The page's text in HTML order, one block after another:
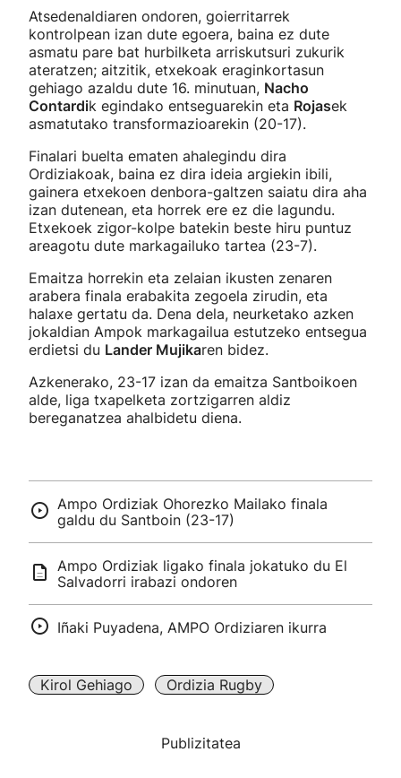
Atsedenaldiaren ondoren, goierritarrek
kontrolpean izan dute egoera, baina ez dute
asmatu pare bat hurbilketa arriskutsuri zukurik
ateratzen; aitzitik, etxekoak eraginkortasun
gehiago azaldu dute 16. minutuan, Nacho
Contardik egindako entseguarekin eta Rojasek
asmatutako transformazioarekin (20-17).
Finalari buelta ematen ahalegindu dira
Ordiziakoak, baina ez dira ideia argiekin ibili,
gainera etxekoen denbora-galtzen saiatu dira aha
izan dutenean, eta horrek ere ez die lagundu.
Etxekoek zigor-kolpe batekin beste hiru puntuz
areagotu dute markagailuko tartea (23-7).
Emaitza horrekin eta zelaian ikusten zenaren
arabera finala erabakita zegoela zirudin, eta
halaxe gertatu da. Dena dela, neurketako azken
jokaldian Ampok markagailua estutzeko entsegua
erdietsi du Lander Mujikaren bidez.
Azkenerako, 23-17 izan da emaitza Santboikoen
alde, liga txapelketa zortzigarren aldiz
bereganatzea ahalbidetu diena.
Ampo Ordiziak Ohorezko Mailako finala
galdu du Santboin (23-17)
Ampo Ordiziak ligako finala jokatuko du El
Salvadorri irabazi ondoren
Iñaki Puyadena, AMPO Ordiziaren ikurra
Kirol Gehiago Ordizia Rugby
Publizitatea